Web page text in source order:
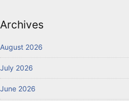
Archives
August 2026
July 2026
June 2026